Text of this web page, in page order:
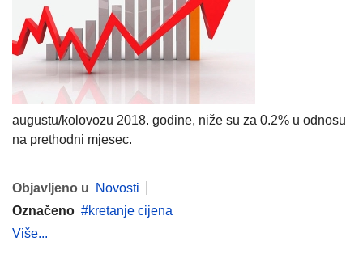
augustu/kolovozu 2018. godine, niže su za 0.2% u odnosu
na prethodni mjesec.
Objavljeno u
Novosti
Označeno
kretanje cijena
Više...